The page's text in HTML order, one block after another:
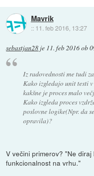
Mavrik
:: 11. feb 2016, 13:27
sebastjan28 je 11. feb 2016 ob
Iz radovednosti me tudi
Kako izgledajo unit testi
kakšne je proces malo
Kako izgleda proces
poslovne logike(Npr. da
opravila)?
V večini primerov? "Ne
funkcionalnost na vrhu."